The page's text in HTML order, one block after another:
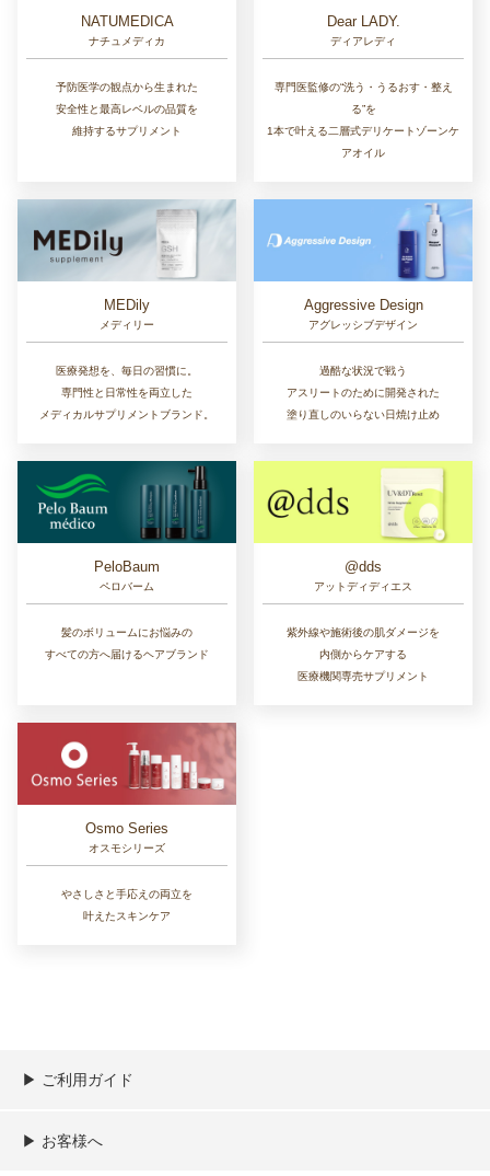
NATUMEDICA
ナチュメディカ
予防医学の観点から生まれた
安全性と最高レベルの品質を
維持するサプリメント
Dear LADY.
ディアレディ
専門医監修の“洗う・うるおす・整え
る”を
1本で叶える二層式デリケートゾーンケ
アオイル
MEDily
メディリー
医療発想を、毎日の習慣に。
専門性と日常性を両立した
メディカルサプリメントブランド。
Aggressive Design
アグレッシブデザイン
過酷な状況で戦う
アスリートのために開発された
塗り直しのいらない日焼け止め
PeloBaum
ペロバーム
髪のボリュームにお悩みの
すべての方へ届けるヘアブランド
@dds
アットディディエス
紫外線や施術後の肌ダメージを
内側からケアする
医療機関専売サプリメント
Osmo Series
オスモシリーズ
やさしさと手応えの両立を
叶えたスキンケア
▶︎ ご利用ガイド
ご利用ガイド
決済／配送／送料について
取り扱い商品一覧
顧客情報の取扱について
特定商取引法の表記
▶︎ お客様へ